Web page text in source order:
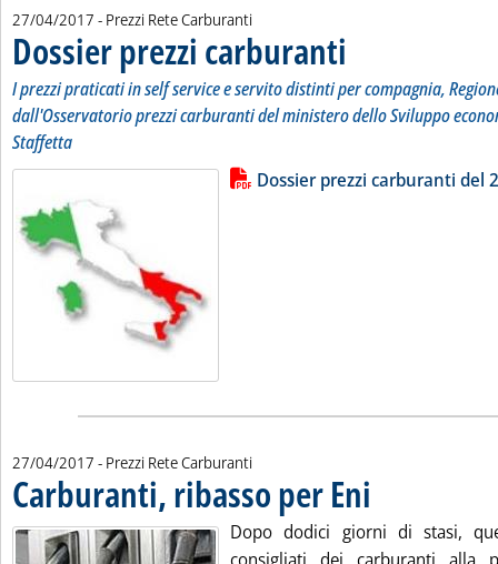
27/04/2017 - Prezzi Rete Carburanti
Dossier prezzi carburanti
I prezzi praticati in self service e servito distinti per compagnia,
dall'Osservatorio prezzi carburanti del ministero dello Sviluppo
Staffetta
Leggi tutta la notizia: 'Dossier
Lista allegati PDF alla notiziaDossier prezzi carburanti del
27/04/2017 - Prezzi Rete Carburanti
Carburanti, ribasso per Eni
Dopo dodici giorni di stasi,